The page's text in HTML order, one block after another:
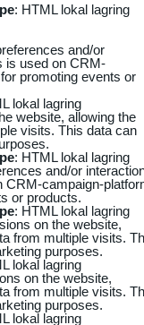
: HTML lokal lagring
and/or
is used on CRM-
promoting events or
lokal lagring
website, allowing the
visits. This data can
: HTML lokal lagring
and/or
CRM-campaign-
or products.
: HTML lokal lagring
on the website,
from multiple visits.
purposes.
lokal lagring
on the website,
from multiple visits.
purposes.
lokal lagring